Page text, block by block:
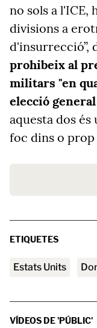
no sols a l'ICE,
divisions a
d'insurrecció”,
prohibeix al
militars "en
elecció general
aquesta dos és
foc dins o prop
ETIQUETES
Estats Units
VÍDEOS DE 'PÚBLIC'